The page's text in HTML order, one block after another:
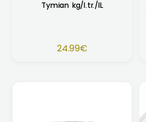
Tymian kg/I.tr./IL
24.99€